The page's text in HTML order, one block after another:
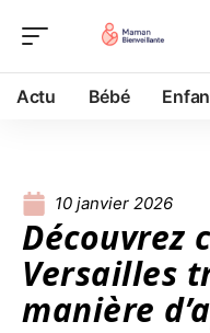
Actu Bébé
10 janvier 2026
Découvrez
Versailles
manière